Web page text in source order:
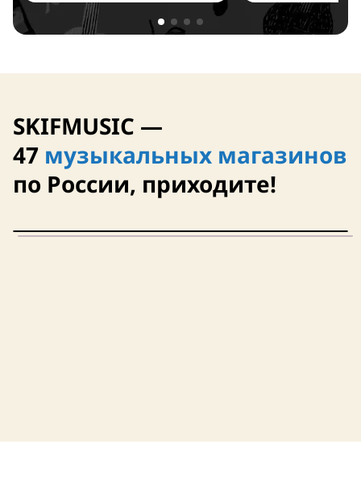
Индонезия
11 августа 11 августа
SKIFMUSIC —
47 музыкальных магазинов
по России, приходите!